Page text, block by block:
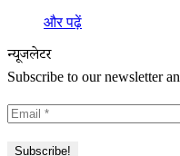
और पढ़ें
न्यूजलेटर
Subscribe to our newsletter